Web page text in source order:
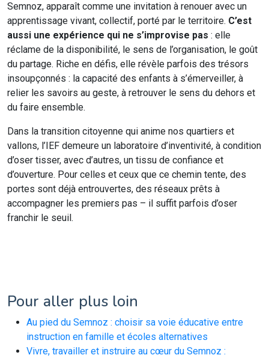
Semnoz, apparaît comme une invitation à renouer avec un
apprentissage vivant, collectif, porté par le territoire. C’est
aussi une expérience qui ne s’improvise pas : elle
réclame de la disponibilité, le sens de l’organisation, le goût
du partage. Riche en défis, elle révèle parfois des trésors
insoupçonnés : la capacité des enfants à s’émerveiller, à
relier les savoirs au geste, à retrouver le sens du dehors et
du faire ensemble.
Dans la transition citoyenne qui anime nos quartiers et
vallons, l’IEF demeure un laboratoire d’inventivité, à condition
d’oser tisser, avec d’autres, un tissu de confiance et
d’ouverture. Pour celles et ceux que ce chemin tente, des
portes sont déjà entrouvertes, des réseaux prêts à
accompagner les premiers pas – il suffit parfois d’oser
franchir le seuil.
Pour aller plus loin
Au pied du Semnoz : choisir sa voie éducative entre
instruction en famille et écoles alternatives
Vivre, travailler et instruire au cœur du Semnoz :